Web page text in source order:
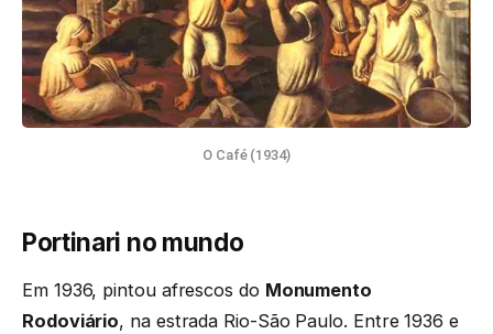
O Café (1934)
Portinari no mundo
Em 1936, pintou afrescos do Monumento
Rodoviário, na estrada Rio-São Paulo. Entre 1936 e